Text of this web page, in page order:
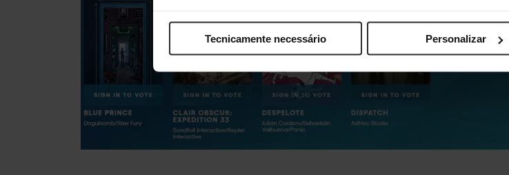
Tecnicamente necessário Personalizar